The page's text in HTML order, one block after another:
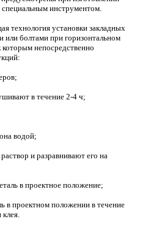
инструментом.
технология установки закладных
или болтами при горизонтальном
непосредственно
в течение 2-4 ч;
водой;
и разравнивают его на
в проектное положение;
в проектном положении в течение